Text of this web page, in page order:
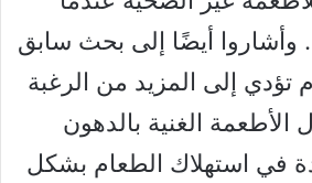
وأشاروا أيضًا إلى بحث سابق
تؤدي إلى المزيد من الرغبة
الأطعمة الغنية بالدهون
في استهلاك الطعام بشكل